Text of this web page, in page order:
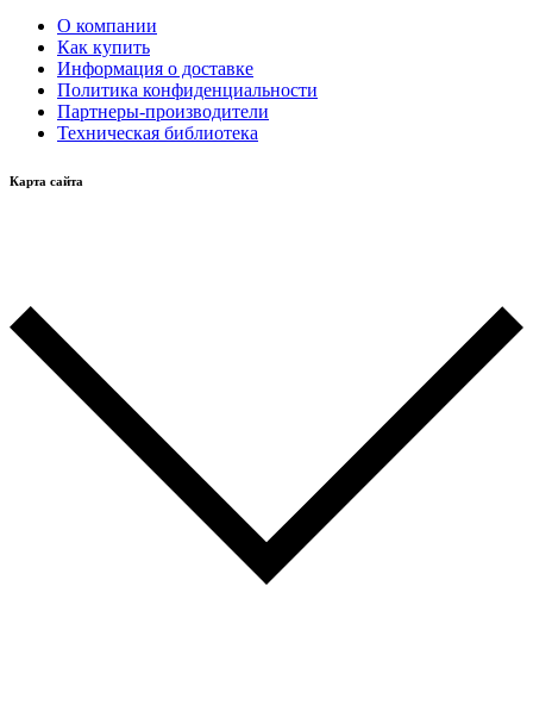
О компании
Как купить
Информация о доставке
Политика конфиденциальности
Партнеры-производители
Техническая библиотека
Карта сайта